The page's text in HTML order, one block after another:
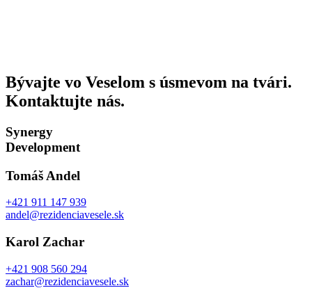
Bývajte vo Veselom s úsmevom na tvári.
Kontaktujte nás.
Synergy
Development
Tomáš Andel
+421 911 147 939
andel@rezidenciavesele.sk
Karol Zachar
+421 908 560 294
zachar@rezidenciavesele.sk